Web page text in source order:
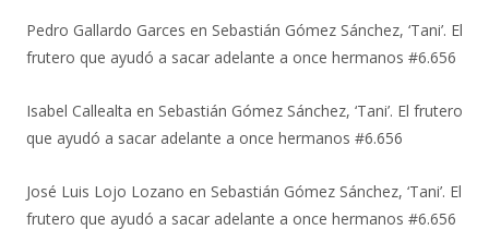
Pedro Gallardo Garces en Sebastián Gómez Sánchez, ‘Tani’. El
frutero que ayudó a sacar adelante a once hermanos #6.656
Isabel Callealta en Sebastián Gómez Sánchez, ‘Tani’. El frutero
que ayudó a sacar adelante a once hermanos #6.656
José Luis Lojo Lozano en Sebastián Gómez Sánchez, ‘Tani’. El
frutero que ayudó a sacar adelante a once hermanos #6.656